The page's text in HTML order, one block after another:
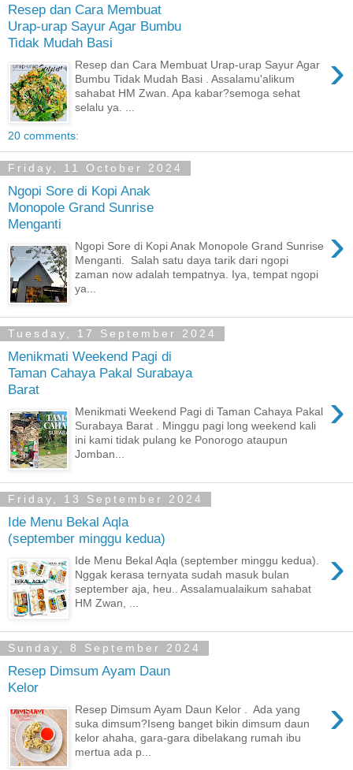
Resep dan Cara Membuat
Urap-urap Sayur Agar Bumbu
Tidak Mudah Basi
›
Resep dan Cara Membuat Urap-urap Sayur Agar
Bumbu Tidak Mudah Basi . Assalamu'alikum
sahabat HM Zwan. Apa kabar?semoga sehat
selalu ya. ...
20 comments:
Friday, 11 October 2024
Ngopi Sore di Kopi Anak
Monopole Grand Sunrise
Menganti
›
Ngopi Sore di Kopi Anak Monopole Grand Sunrise
Menganti. Salah satu daya tarik dari ngopi
zaman now adalah tempatnya. Iya, tempat ngopi
ya...
Tuesday, 17 September 2024
Menikmati Weekend Pagi di
Taman Cahaya Pakal Surabaya
Barat
›
Menikmati Weekend Pagi di Taman Cahaya Pakal
Surabaya Barat . Minggu pagi long weekend kali
ini kami tidak pulang ke Ponorogo ataupun
Jomban...
Friday, 13 September 2024
Ide Menu Bekal Aqla
(september minggu kedua)
›
Ide Menu Bekal Aqla (september minggu kedua).
Nggak kerasa ternyata sudah masuk bulan
september aja, heu.. Assalamualaikum sahabat
HM Zwan, ...
Sunday, 8 September 2024
Resep Dimsum Ayam Daun
Kelor
›
Resep Dimsum Ayam Daun Kelor . Ada yang
suka dimsum?Iseng banget bikin dimsum daun
kelor ahaha, gara-gara dibelakang rumah ibu
mertua ada p...